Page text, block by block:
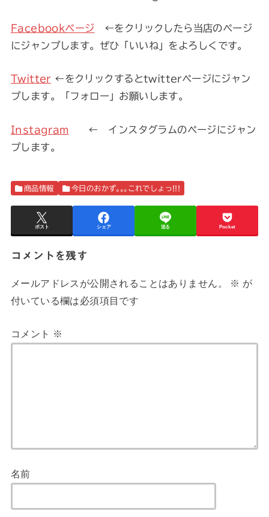
Facebookページ ←をクリックしたら当店のページ
にジャンプします。ぜひ「いいね」をよろしくです。
Twitter ←をクリックするとtwitterページにジャン
プします。「フォロー」お願いします。
Instagram ← インスタグラムのページにジャン
プします。
商品情報 今日のおかず｡｡｡これでしょっ!!!
ポスト シェア 送る Pocket
コメントを残す
メールアドレスが公開されることはありません。 ※ が
付いている欄は必須項目です
コメント ※
名前